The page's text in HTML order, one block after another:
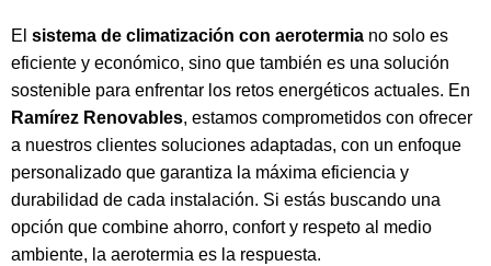
El sistema de climatización con aerotermia no solo es
eficiente y económico, sino que también es una solución
sostenible para enfrentar los retos energéticos actuales. En
Ramírez Renovables, estamos comprometidos con ofrecer
a nuestros clientes soluciones adaptadas, con un enfoque
personalizado que garantiza la máxima eficiencia y
durabilidad de cada instalación. Si estás buscando una
opción que combine ahorro, confort y respeto al medio
ambiente, la aerotermia es la respuesta.